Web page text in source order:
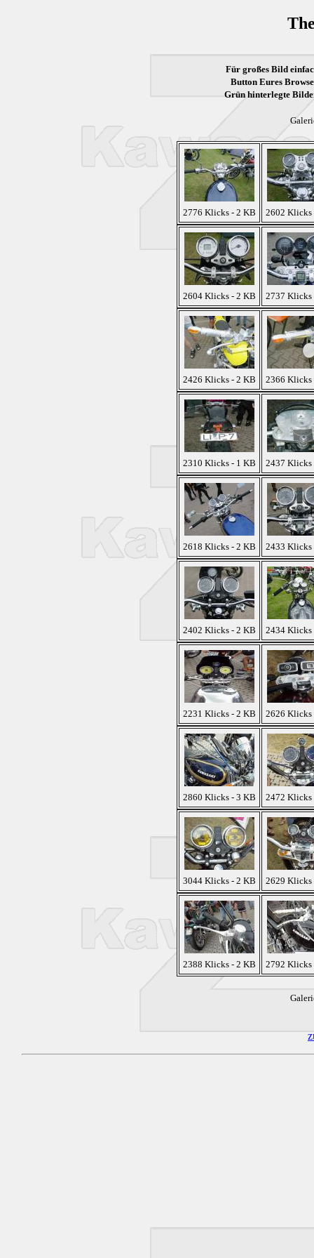
Für großes Bild
Button Eures
Grünhinterlegte
2776 Klicks - 2 KB 2602 Klicks
2604 Klicks - 2 KB 2737 Klicks
2426 Klicks - 2 KB 2366 Klicks
2310 Klicks - 1 KB 2437 Klicks
2618 Klicks - 2 KB 2433 Klicks
2402 Klicks - 2 KB 2434 Klicks
2231 Klicks - 2 KB 2626 Klicks
2860 Klicks - 3 KB 2472 Klicks
3044 Klicks - 2 KB 2629 Klicks
2388 Klicks - 2 KB 2792 Klicks